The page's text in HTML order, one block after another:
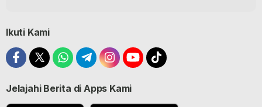
Ikuti Kami
Jelajahi Berita di Apps Kami